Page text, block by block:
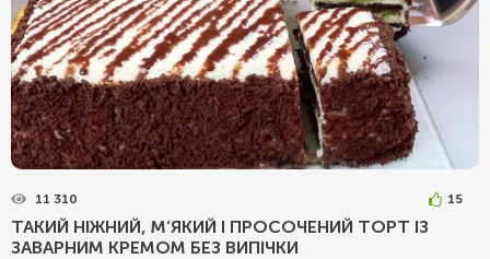
11 310 15
ТАКИЙ НІЖНИЙ, М’ЯКИЙ І ПРОСОЧЕНИЙ ТОРТ ІЗ
ЗАВАРНИМ КРЕМОМ БЕЗ ВИПІЧКИ